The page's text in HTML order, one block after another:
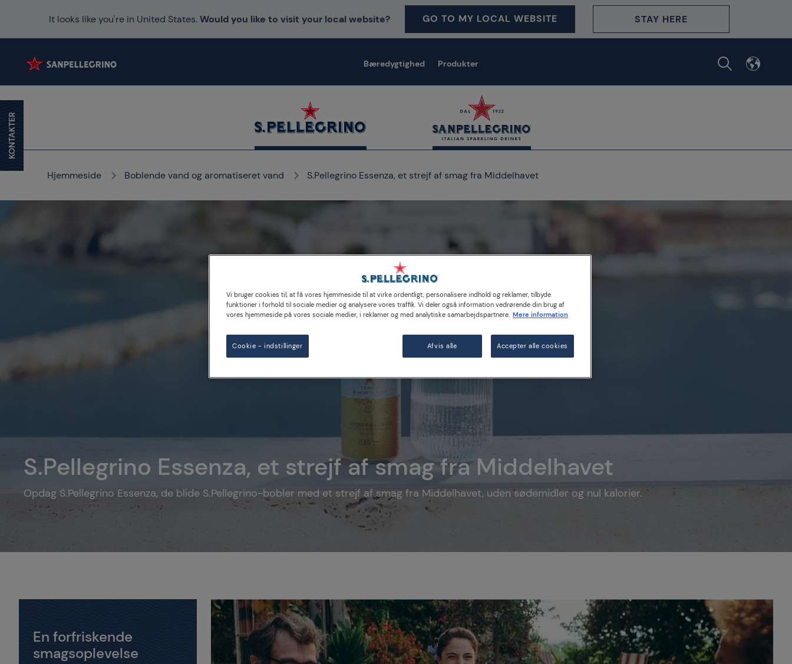
It looks like you're in United States.Would you like to visit your local website? GO TO MY LOCAL WEBSITE STAY HERE
Bæredygtighed Produkter
Hjemmeside Boblende vand og aromatiseret vand S.Pellegrino Essenza, et strejf af smag fra Middelhavet
S.Pellegrino Essenza, et strejf af smag fra Middelhavet
Opdag S.Pellegrino Essenza, de blide S.Pellegrino-bobler med et strejf af smag fra Middelhavet, uden sødemidler og nul kalorier.
En forfriskende
smagsoplevelse
KONTAKTER
Vi bruger cookies til, at få vores hjemmeside til at virke ordentligt, personalisere indhold og reklamer, tilbyde
funktioner i forhold til sociale medier og analysere vores traffik. Vi deler også information vedrørende din brug af
vores hjemmeside på vores sociale medier, i reklamer og med analytiske samarbejdspartnere. Mere information
Afvis alle Accepter alle cookies
Cookie - indstillinger